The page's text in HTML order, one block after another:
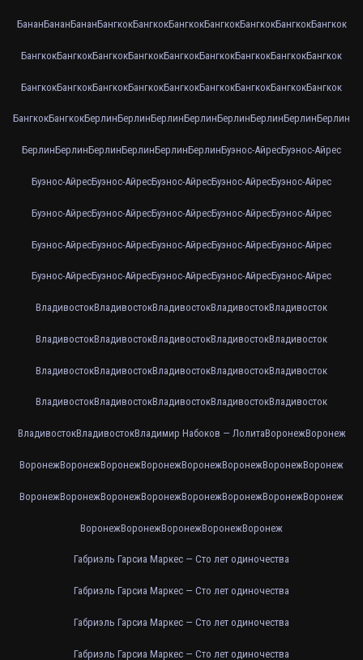
БананБананБананБангкокБангкокБангкокБангкокБангкокБангкокБангкок
БангкокБангкокБангкокБангкокБангкокБангкокБангкокБангкокБангкок
БангкокБангкокБангкокБангкокБангкокБангкокБангкокБангкокБангкок
БангкокБангкокБерлинБерлинБерлинБерлинБерлинБерлинБерлинБерлин
БерлинБерлинБерлинБерлинБерлинБерлинБуэнос-АйресБуэнос-Айрес
Буэнос-АйресБуэнос-АйресБуэнос-АйресБуэнос-АйресБуэнос-Айрес
Буэнос-АйресБуэнос-АйресБуэнос-АйресБуэнос-АйресБуэнос-Айрес
Буэнос-АйресБуэнос-АйресБуэнос-АйресБуэнос-АйресБуэнос-Айрес
Буэнос-АйресБуэнос-АйресБуэнос-АйресБуэнос-АйресБуэнос-Айрес
ВладивостокВладивостокВладивостокВладивостокВладивосток
ВладивостокВладивостокВладивостокВладивостокВладивосток
ВладивостокВладивостокВладивостокВладивостокВладивосток
ВладивостокВладивостокВладивостокВладивостокВладивосток
ВладивостокВладивостокВладимир Набоков — ЛолитаВоронежВоронеж
ВоронежВоронежВоронежВоронежВоронежВоронежВоронежВоронеж
ВоронежВоронежВоронежВоронежВоронежВоронежВоронежВоронеж
ВоронежВоронежВоронежВоронежВоронеж
Габриэль Гарсиа Маркес — Сто лет одиночества
Габриэль Гарсиа Маркес — Сто лет одиночества
Габриэль Гарсиа Маркес — Сто лет одиночества
Габриэль Гарсиа Маркес — Сто лет одиночества